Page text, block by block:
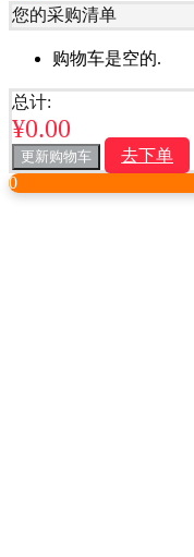
您的采购清单
购物车是空的.
总计:
¥0.00
更新购物车
去下单
0